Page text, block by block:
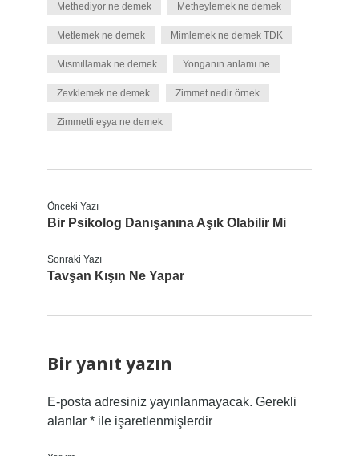
Methediyor ne demek Metheylemek ne demek
Metlemek ne demek Mimlemek ne demek TDK
Mısmıllamak ne demek Yonganın anlamı ne
Zevklemek ne demek Zimmet nedir örnek
Zimmetli eşya ne demek
Önceki Yazı
Bir Psikolog Danışanına Aşık Olabilir Mi
Sonraki Yazı
Tavşan Kışın Ne Yapar
Bir yanıt yazın
E-posta adresiniz yayınlanmayacak. Gerekli
alanlar *ile işaretlenmişlerdir